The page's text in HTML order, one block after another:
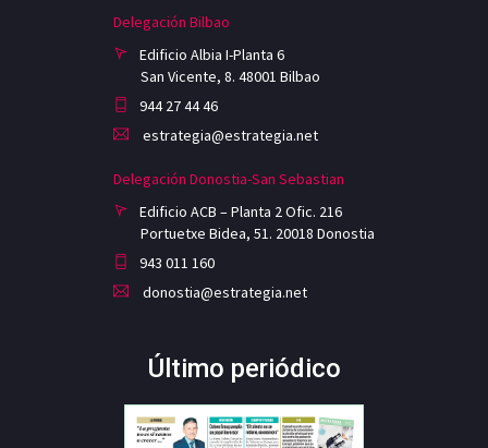
Delegación Bilbao
Edificio Albia I-Planta 6
San Vicente, 8. 48001 Bilbao
944 27 44 46
estrategia@estrategia.net
Delegación Donostia-San Sebastian
Edificio ACB – Planta 2 Ofic. 216
Portuetxe Bidea, 51. 20018 Donostia
943 011 160
donostia@estrategia.net
Último periódico